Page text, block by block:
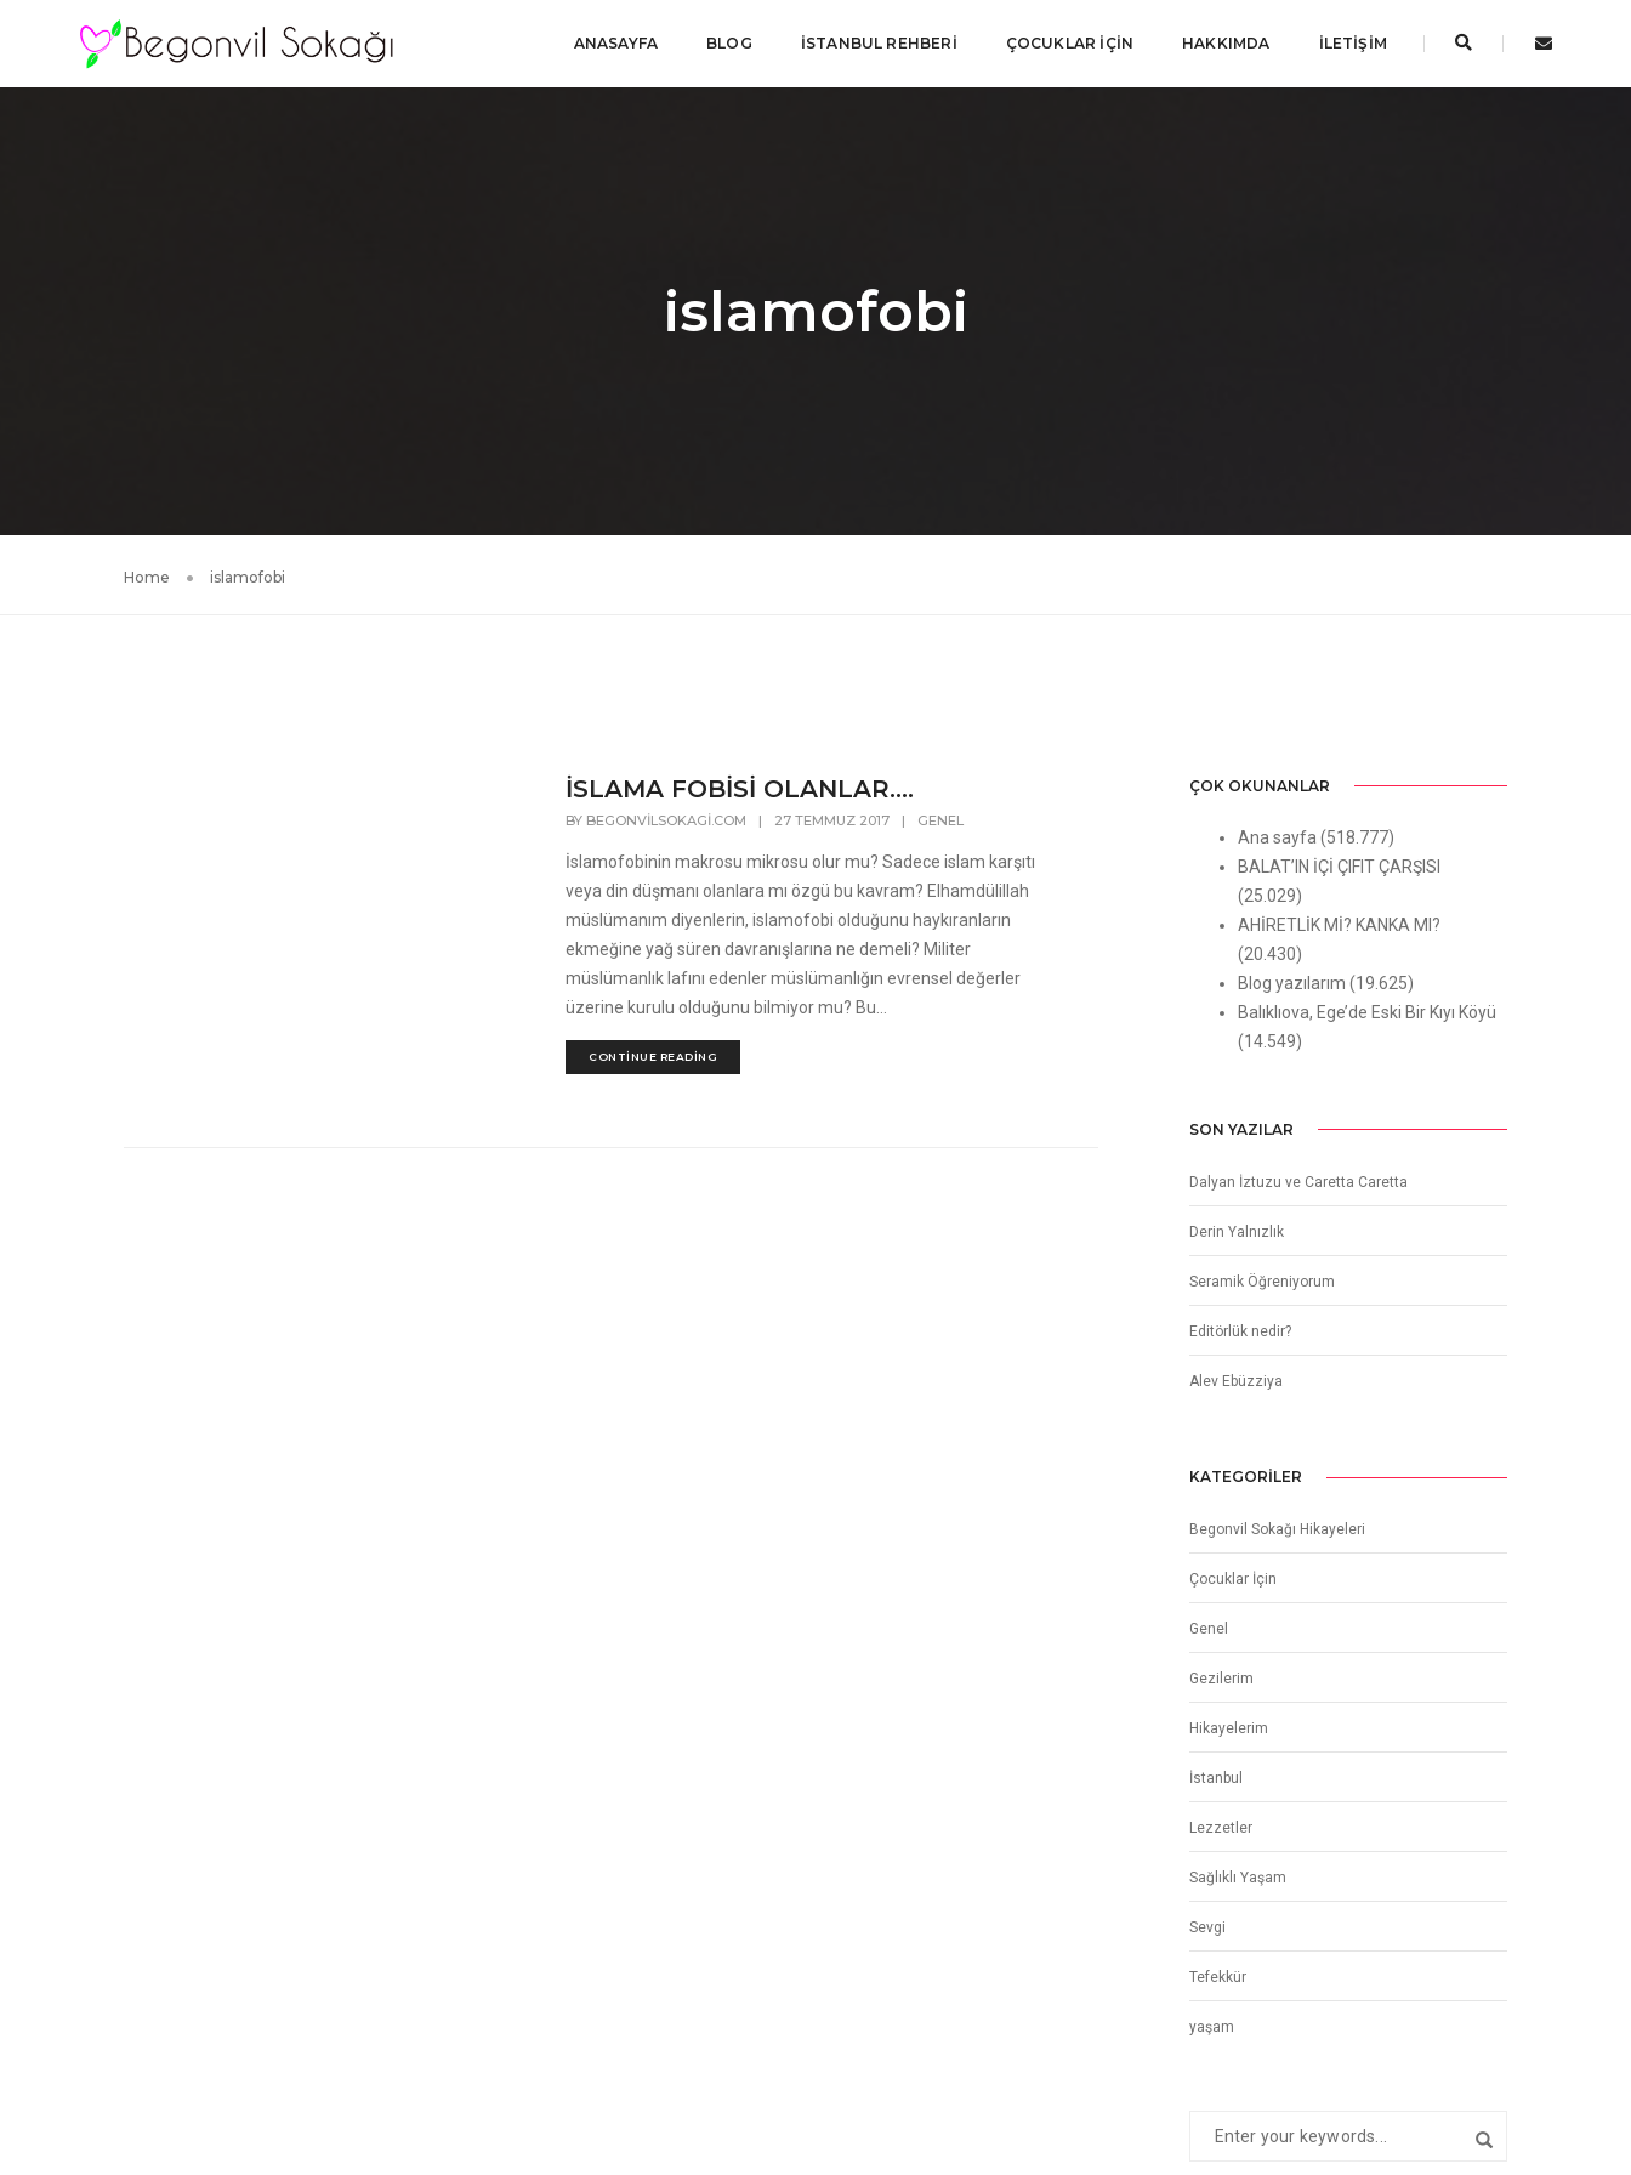
ANASAYFA BLOG İSTANBUL REHBERI ÇOCUKLAR İÇIN HAKKIMDA İLETIŞIM
islamofobi
Home islamofobi
İSLAMA FOBİSİ OLANLAR….
BY BEGONVILSOKAGI.COM | 27 TEMMUZ 2017 | GENEL
İslamofobinin makrosu mikrosu olur mu? Sadece islam karşıtı
veya din düşmanı olanlara mı özgü bu kavram? Elhamdülillah
müslümanım diyenlerin, islamofobi olduğunu haykıranların
ekmeğine yağ süren davranışlarına ne demeli? Militer
müslümanlık lafını edenler müslümanlığın evrensel değerler
üzerine kurulu olduğunu bilmiyor mu? Bu...
CONTINUE READING
ÇOK OKUNANLAR
Ana sayfa (518.777)
BALAT’IN İÇİ ÇIFIT ÇARŞISI
(25.029)
AHİRETLİK Mİ? KANKA MI?
(20.430)
Blog yazılarım (19.625)
Balıklıova, Ege’de Eski Bir Kıyı Köyü
(14.549)
SON YAZILAR
Dalyan İztuzu ve Caretta Caretta
Derin Yalnızlık
Seramik Öğreniyorum
Editörlük nedir?
Alev Ebüzziya
KATEGORILER
Begonvil Sokağı Hikayeleri
Çocuklar İçin
Genel
Gezilerim
Hikayelerim
İstanbul
Lezzetler
Sağlıklı Yaşam
Sevgi
Tefekkür
yaşam